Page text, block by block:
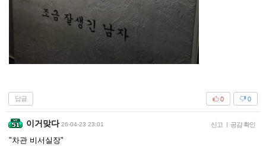
답글 0
0
이거맞다 26-04-23 23:01 신고 | 공감 확인
"차관 비서실장"